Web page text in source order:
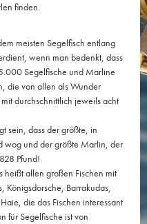
finden.
meisten Segelfisch entlang
wenn man bedenkt, dass
Segelfische und Marline
die von allen als Wunder
durchschnittlich jeweils acht
sein, dass der größte, in
wog und der größte Marlin, der
Pfund!
heißt allen großen Fischen mit
Königsdorsche, Barrakudas,
die das Fischen interessant
für Segelfische ist von